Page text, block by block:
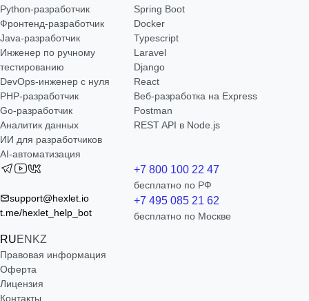
Python-разработчик
Фронтенд-разработчик
Java-разработчик
Инженер по ручному
тестированию
DevOps-инженер с нуля
РНР-разработчик
Go-разработчик
Аналитик данных
ИИ для разработчиков
AI-автоматизация
Spring Boot
Docker
Typescript
Laravel
Django
React
Веб-разработка на Express
Postman
REST API в Node.js
support@hexlet.io
t.me/hexlet_help_bot
RUEN KZ
+7 800 100 22 47
бесплатно по РФ
+7 495 085 21 62
бесплатно по Москве
Правовая информация
Оферта
Лицензия
Контакты